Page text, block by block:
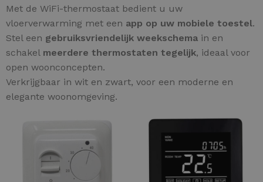
Met de WiFi-thermostaat bedient u uw
vloerverwarming met een app op uw mobiele toestel.
Stel een gebruiksvriendelijk weekschema in en
schakel meerdere thermostaten tegelijk, ideaal voor
open woonconcepten.
Verkrijgbaar in wit en zwart, voor een moderne en
elegante woonomgeving.